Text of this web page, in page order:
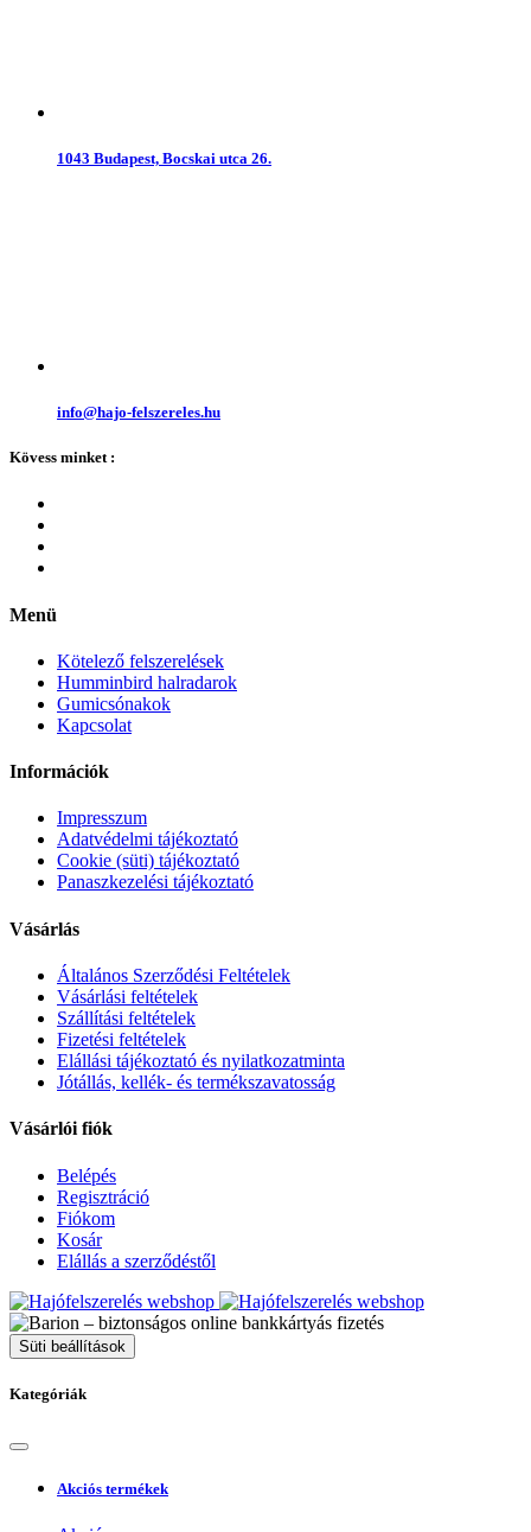
1043 Budapest, Bocskai utca 26.
info@hajo-felszereles.hu
Kövess minket :
Menü
Kötelező felszerelések
Humminbird halradarok
Gumicsónakok
Kapcsolat
Információk
Impresszum
Adatvédelmi tájékoztató
Cookie (süti) tájékoztató
Panaszkezelési tájékoztató
Vásárlás
Általános Szerződési Feltételek
Vásárlási feltételek
Szállítási feltételek
Fizetési feltételek
Elállási tájékoztató és nyilatkozatminta
Jótállás, kellék- és termékszavatosság
Vásárlói fiók
Belépés
Regisztráció
Fiókom
Kosár
Elállás a szerződéstől
Süti beállítások
Kategóriák
Akciós termékek